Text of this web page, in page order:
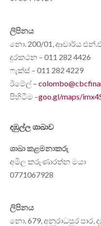
ලිපිනය
නො. 200/01, ආචාර්ය
දුරකථන – 011 282 4426
ෆැක්ස් – 011 282 4229
ඊමේල් –
පිහිටීම –goo.gl/maps/
දඹුල්ල ශාඛාව
ශාඛා කළමනාකරු
අමිල කරුණාරත්න මයා
0771067928
ලිපිනය
නො. 679, අනුරාධපුර පාර,